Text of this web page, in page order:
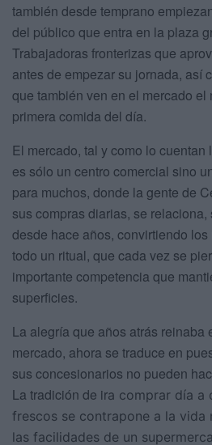
también desde temprano
del público que entra en la plaza
Trabajadoras fronterizas que
antes de empezar su jornada, así
que también ven en el mercado el
primera comida del día.
El mercado, tal y como lo
es sólo un centro comercial sino
para muchos, donde la gente de
sus compras diarias, se
desde hace años, convirtiendo
todo un ritual, que cada vez se
importante competencia que
superficies.
La alegría que años atrás reinaba
mercado, ahora se traduce en
sus concesionarios no pueden
La tradición de ira comprar día a
frescos se contrapone a la vida
las facilidades de un